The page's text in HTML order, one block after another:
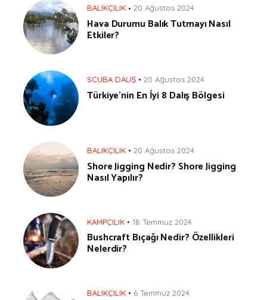
BALIKÇILIK 20 Ağustos 2024
Hava Durumu Balık Tutmayı Nasıl
Etkiler?
SCUBA DALIŞ 20 Ağustos 2024
Türkiye’nin En İyi 8 Dalış Bölgesi
BALIKÇILIK 20 Ağustos 2024
Shore Jigging Nedir? Shore Jigging
Nasıl Yapılır?
KAMPÇILIK 18 Temmuz 2024
Bushcraft Bıçağı Nedir? Özellikleri
Nelerdir?
BALIKÇILIK 6 Temmuz 2024